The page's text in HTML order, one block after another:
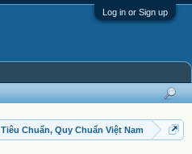
Log in or Sign up
Tiêu Chuẩn, Quy Chuẩn Việt Nam